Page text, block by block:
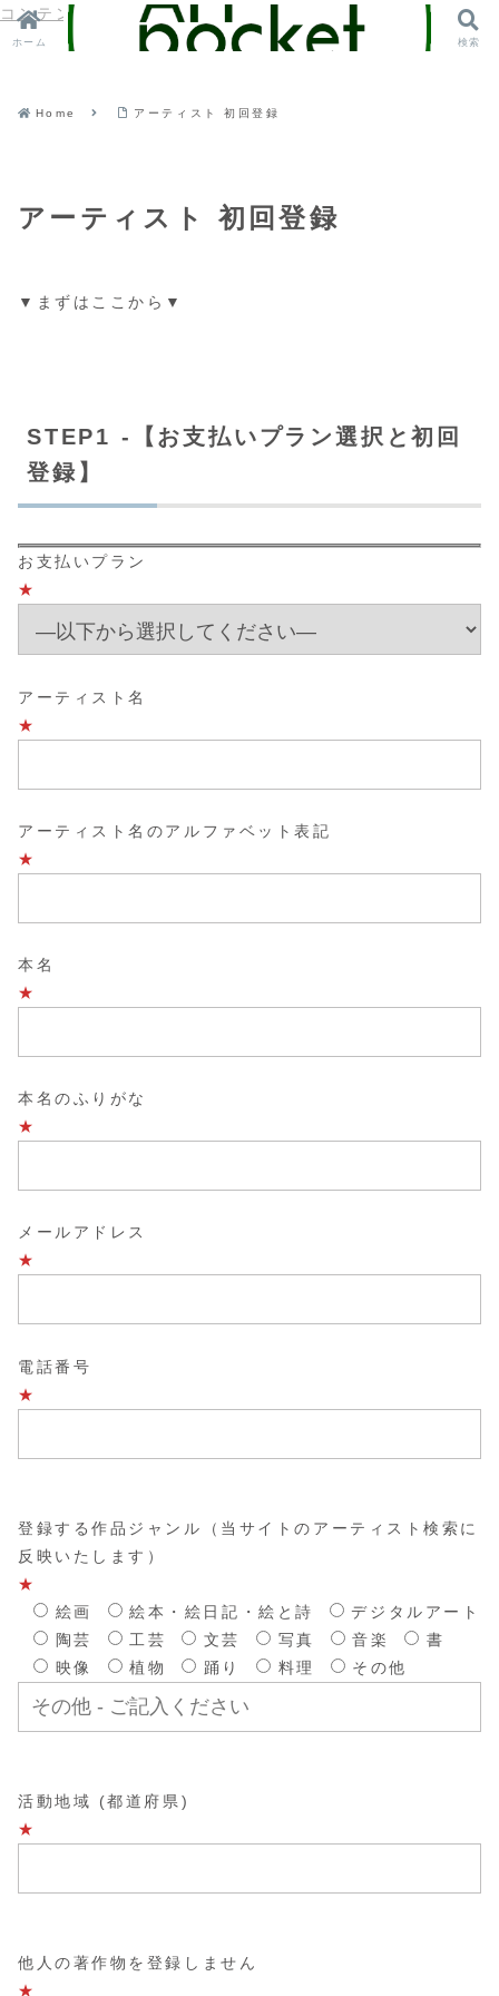
コンテンツへスキップ
Home アーティスト 初回登録
アーティスト 初回登録
▼まずはここから▼
STEP1 -【お支払いプラン選択と初回
登録】
お支払いプラン
★
アーティスト名
★
アーティスト名のアルファベット表記
★
本名
★
本名のふりがな
★
メールアドレス
★
電話番号
★
登録する作品ジャンル（当サイトのアーティスト検索に
反映いたします）
★
絵画
絵本・絵日記・絵と詩
デジタルアート
陶芸
工芸 文芸 写真 音楽
書
映像
植物 踊り 料理 その他
活動地域 (都道府県)
★
他人の著作物を登録しません
★
ホーム 検索